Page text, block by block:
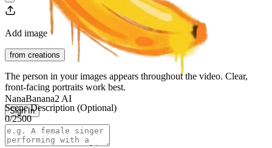
NanaBanana2 AI
Sign In
Add image
from creations
The person in your images appears throughout the video. Clear,
front-facing portraits work best.
Scene Description (Optional)
0/2500